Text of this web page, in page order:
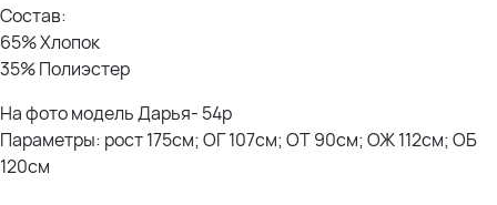
Состав:
65% Хлопок
35% Полиэстер
На фото модель Дарья- 54р
Параметры: рост 175см; ОГ 107см; ОТ 90см; ОЖ 112см; ОБ
120см